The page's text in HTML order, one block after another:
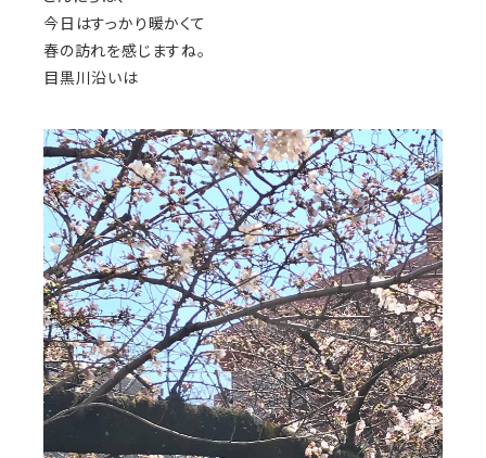
今日はすっかり暖かくて
春の訪れを感じますね。
目黒川沿いは